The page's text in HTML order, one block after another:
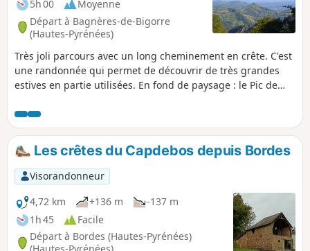
5h 00
Moyenne
Départ à Bagnères-de-Bigorre
(Hautes-Pyrénées)
Très joli parcours avec un long cheminement en crête. C'est
une randonnée qui permet de découvrir de très grandes
estives en partie utilisées. En fond de paysage : le Pic de
entreprendre cette randonnée en crête par temps de
brouillard ou pluie importante.
Les crêtes du Capdebos depuis Bordes
Visorandonneur
4,72 km
+136 m
-137 m
1h 45
Facile
Départ à Bordes (Hautes-Pyrénées)